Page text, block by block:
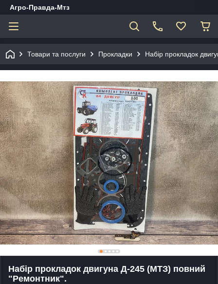
Агро-Правда-Мтз
Товари та послуги Прокладки Набір прокладок
Набір прокладок двигуна Д-245 (МТЗ) повний
"Ремонтник".